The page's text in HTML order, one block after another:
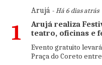
1
Arujá- Há 6 dias atrás
Arujá realiza
teatro, oficinas e
Evento gratuito
Praça do Coreto